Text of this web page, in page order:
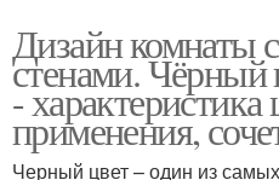
Дизайн комнаты
стенами. Чёрный
-
применения,
Черный цвет – один из